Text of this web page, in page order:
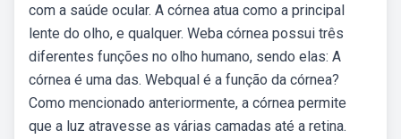
com a saúde ocular. A córnea atua como a principal
lente do olho, e qualquer. Weba córnea possui três
diferentes funções no olho humano, sendo elas: A
córnea é uma das. Webqual é a função da córnea?
Como mencionado anteriormente, a córnea permite
que a luz atravesse as várias camadas até a retina.